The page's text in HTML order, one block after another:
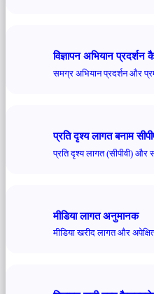
विज्ञापन अभियान
समग्र अभियान प्रदर्शन और
प्रति दृश्य लागत बनाम
प्रति दृश्य लागत (सीपीवी) और
मीडिया लागत अनुमानक
मीडिया खरीद लागत और